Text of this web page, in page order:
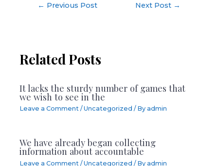
← Previous Post Next Post →
Related Posts
It lacks the sturdy number of games that
we wish to see in the
Leave a Comment /Uncategorized / Byadmin
We have already began collecting
information about accountable
Leave a Comment /Uncategorized / Byadmin